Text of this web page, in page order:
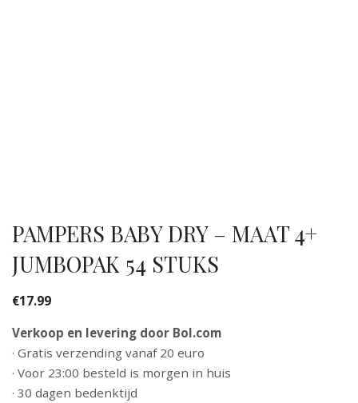
PAMPERS BABY DRY – MAAT 4+
JUMBOPAK 54 STUKS
€17.99
Verkoop en levering door Bol.com
· Gratis verzending vanaf 20 euro
· Voor 23:00 besteld is morgen in huis
· 30 dagen bedenktijd